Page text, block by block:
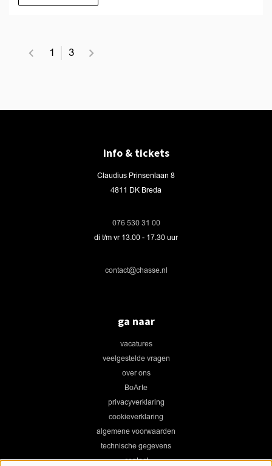
1 3
info & tickets
Claudius Prinsenlaan 8
4811 DK Breda
076 530 31 00
di t/m vr 13.00 - 17.30 uur
contact@chasse.nl
ga naar
vacatures
veelgestelde vragen
over ons
BoArte
privacyverklaring
cookieverklaring
algemene voorwaarden
technische gegevens
contact